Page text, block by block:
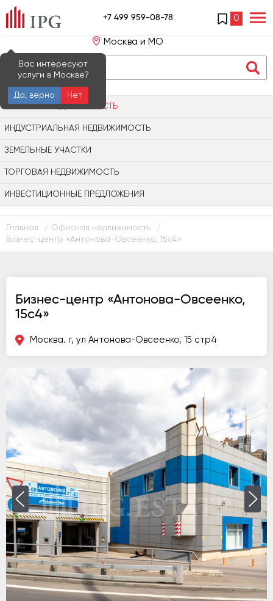
+7 499 959-08-78 0
Москва и МО
Вас интересуют
услуги в Москве?
Да, верно
Нет
ОФИСНАЯ НЕДВИЖИМОСТЬ
ИНДУСТРИАЛЬНАЯ НЕДВИЖИМОСТЬ
ЗЕМЕЛЬНЫЕ УЧАСТКИ
ТОРГОВАЯ НЕДВИЖИМОСТЬ
ИНВЕСТИЦИОННЫЕ ПРЕДЛОЖЕНИЯ
Главная / Офисная недвижимость /
Бизнес-центр «Антонова-Овсеенко, 15с4»
Бизнес-центр «Антонова-Овсеенко,
15с4»
Москва. г, ул Антонова-Овсеенко, 15 стр4